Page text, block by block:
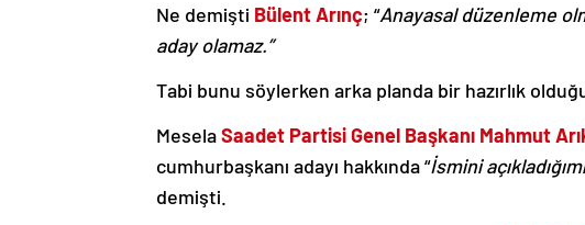
Ne demişti Bülent Arınç; “Anayasal düzenleme
aday olamaz.”
Tabi bunu söylerken arka planda bir hazırlık
MeselaSaadet Partisi Genel Başkanı Mahmut
cumhurbaşkanı adayı hakkında “İsmini
demişti.